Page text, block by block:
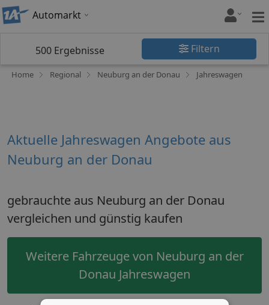
Automarkt
500 Ergebnisse Filtern
Home Regional Neuburg an der Donau Jahreswagen
Aktuelle Jahreswagen Angebote aus
Neuburg an der Donau
gebrauchte aus Neuburg an der Donau
vergleichen und günstig kaufen
Weitere Fahrzeuge von Neuburg an der
Donau Jahreswagen